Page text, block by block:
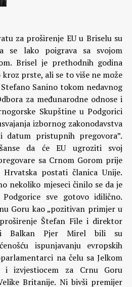
za proširenje EU u Briselu su
se lako poigrava sa svojom
Brisel je prethodnih godina
prste, ali se to više ne može
Sanino tokom nedavnog
za međunarodne odnose i
Skupštine u Podgorici
izbornog zakonodavstva
datum pristupnih pregovora”.
da će EU ugroziti svoj
sa Crnom Gorom prije
Hrvatska postati članica Unije.
nekoliko mjeseci činilo se da je
sve gotovo idilično.
Goru kao „pozitivan primjer u
Štefan File i direktor
Balkan Pjer Mirel bili su
ispunjavanju evropskih
na čelu sa Jelkom
i izvjestiocem za Crnu Goru
Britanije. Ni bivši premijer